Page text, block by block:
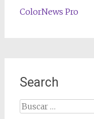
ColorNews Pro
Search
Buscar: